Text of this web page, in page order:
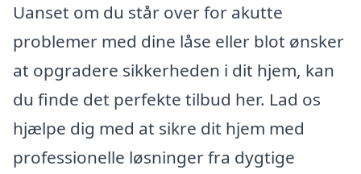
Uanset om du står over for akutte
problemer med dine låse eller blot ønsker
at opgradere sikkerheden i dit hjem, kan
du finde det perfekte tilbud her. Lad os
hjælpe dig med at sikre dit hjem med
professionelle løsninger fra dygtige